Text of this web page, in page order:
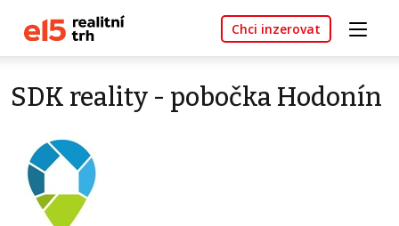
Chci inzerovat
SDK reality - pobočka Hodonín